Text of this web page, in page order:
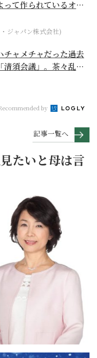
って作られているオー
ジャパン株式会社)
チャメチャだった過去
清須会議」。茶々乱
by
記事一覧へ
たいと母は言